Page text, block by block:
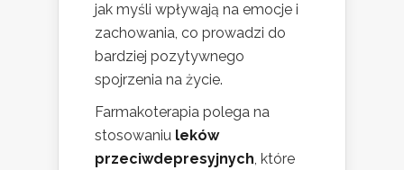
jak myśli wpływają na emocje i
zachowania, co prowadzi do
bardziej pozytywnego
spojrzenia na życie.
Farmakoterapia polega na
stosowaniu leków
przeciwdepresyjnych, które